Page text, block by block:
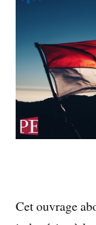
Cet ouvrage